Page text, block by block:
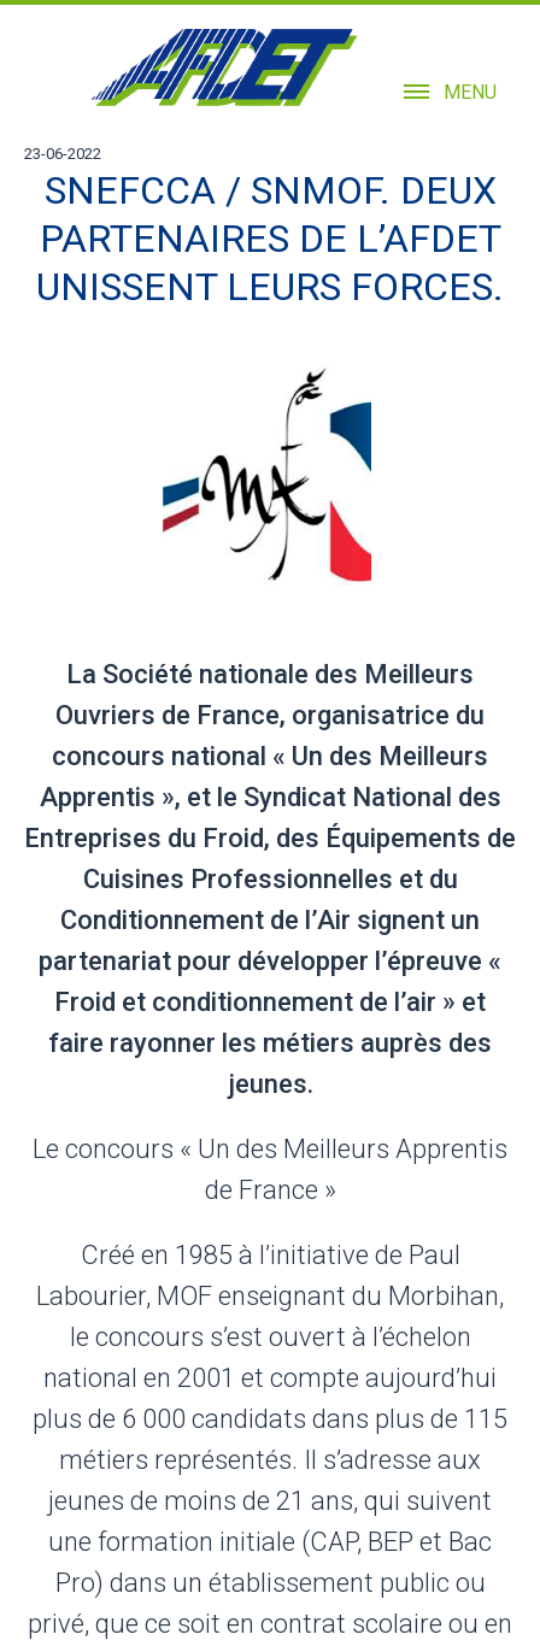
MENU
23-06-2022
SNEFCCA / SNMOF. DEUX
PARTENAIRES DE L’AFDET
UNISSENT LEURS FORCES.
La Société nationale des Meilleurs
Ouvriers de France, organisatrice du
concours national « Un des Meilleurs
Apprentis », et le Syndicat National des
Entreprises du Froid, des Équipements de
Cuisines Professionnelles et du
Conditionnement de l’Air signent un
partenariat pour développer l’épreuve «
Froid et conditionnement de l’air » et
faire rayonner les métiers auprès des
jeunes.
Le concours « Un des Meilleurs Apprentis
de France »
Créé en 1985 à l’initiative de Paul
Labourier, MOF enseignant du Morbihan,
le concours s’est ouvert à l’échelon
national en 2001 et compte aujourd’hui
plus de 6 000 candidats dans plus de 115
métiers représentés. Il s’adresse aux
jeunes de moins de 21 ans, qui suivent
une formation initiale (CAP, BEP et Bac
Pro) dans un établissement public ou
privé, que ce soit en contrat scolaire ou en